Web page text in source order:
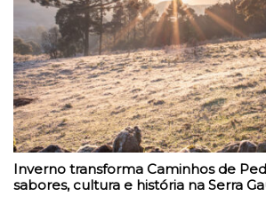
Inverno transforma Caminhos de
sabores, cultura e história na Serra